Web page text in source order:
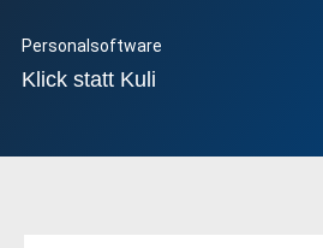
Personalsoftware
Klick statt Kuli